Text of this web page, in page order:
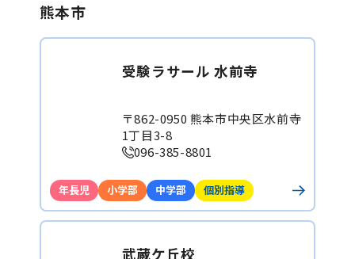
熊本市
受験ラサール 水前寺
〒862-0950 熊本市中央区水前寺
1丁目3-8
096-385-8801
年長児 小学部 中学部 個別指導
武蔵ケ丘校